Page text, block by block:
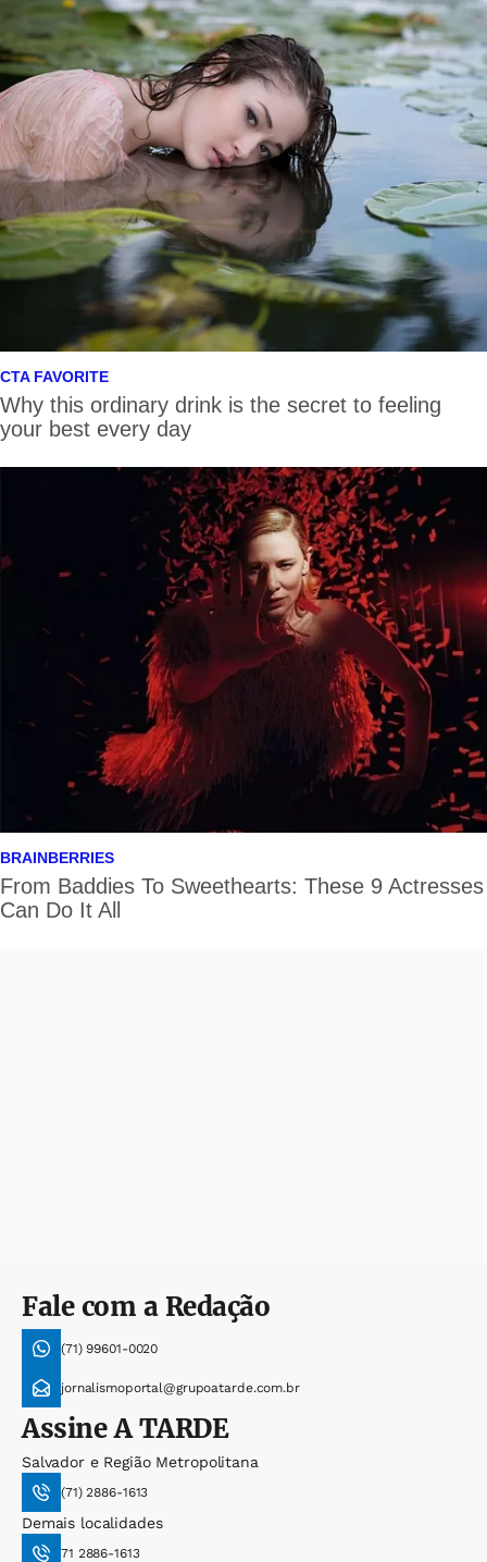
Fale com a Redação
(71) 99601-0020
jornalismoportal@grupoatarde.com.br
AssineA TARDE
Salvador e Região Metropolitana
(71) 2886-1613
Demais localidades
71 2886-1613